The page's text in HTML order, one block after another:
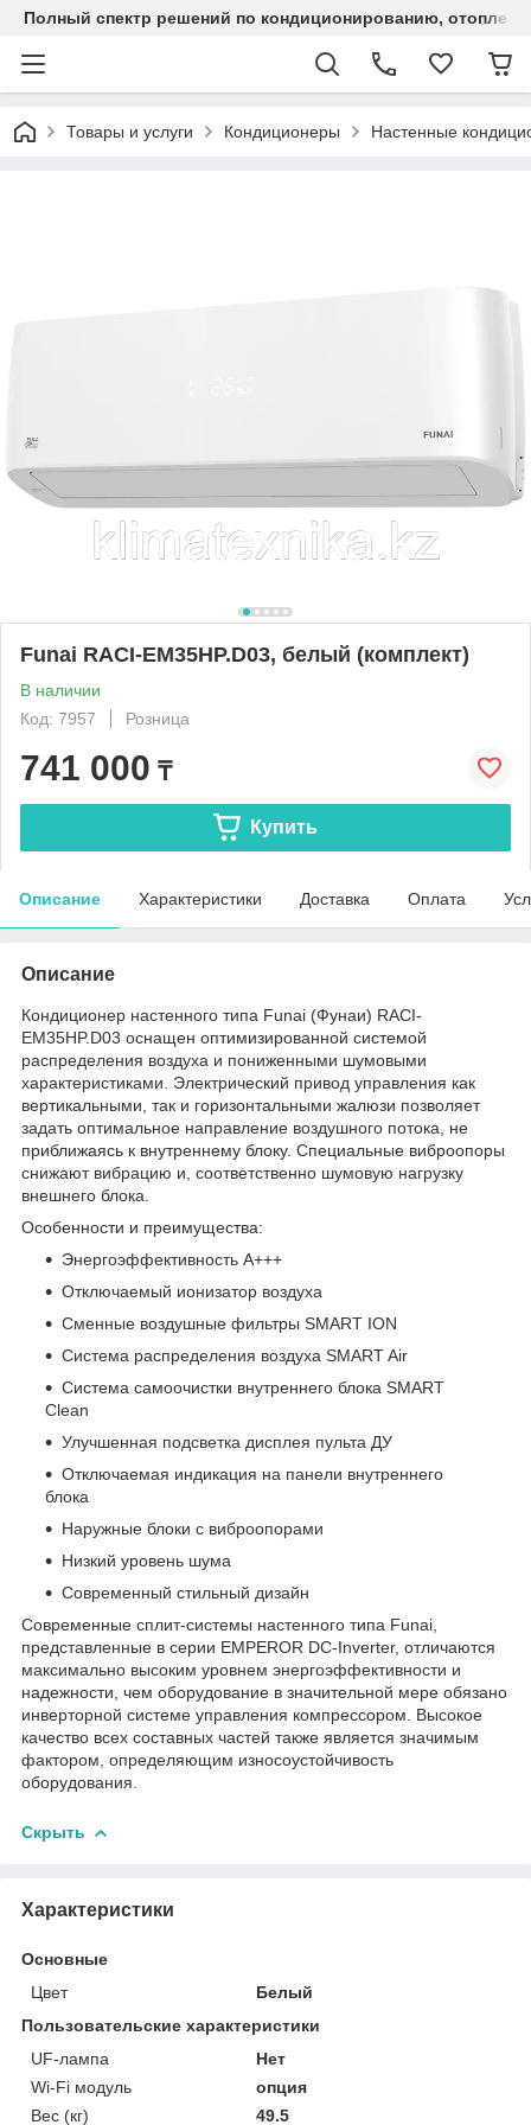
Полный спектр решений по кондиционированию,
Товары и услуги Кондиционеры Настенные
Funai RACI-EM35HP.D03, белый (комплект)
В наличии
Код: 7957
Розница
741 000 ₸
Купить
Описание Характеристики Доставка Оплата
Описание
Кондиционер настенного типа Funai (Фунаи) RACI-
EM35HP.D03 оснащен оптимизированной системой
распределения воздуха и пониженными шумовыми
характеристиками. Электрический привод управления как
вертикальными, так и горизонтальными жалюзи позволяет
задать оптимальное направление воздушного потока, не
приближаясь к внутреннему блоку. Специальные виброопоры
снижают вибрацию и, соответственно шумовую нагрузку
внешнего блока.
Особенности и преимущества:
Энергоэффективность А+++
Отключаемый ионизатор воздуха
Сменные воздушные фильтры SMART ION
Система распределения воздуха SMART Air
Система самоочистки внутреннего блока SMART
Clean
Улучшенная подсветка дисплея пульта ДУ
Отключаемая индикация на панели внутреннего
блока
Наружные блоки с виброопорами
Низкий уровень шума
Современный стильный дизайн
Современные сплит-системы настенного типа Funai,
представленные в серии EMPEROR DC-Inverter, отличаются
максимально высоким уровнем энергоэффективности и
надежности, чем оборудование в значительной мере обязано
инверторной системе управления компрессором. Высокое
качество всех составных частей также является значимым
фактором, определяющим износоустойчивость
оборудования.
Скрыть
Характеристики
Основные
Цвет
Белый
Пользовательские характеристики
UF-лампа
Нет
Wi-Fi модуль
опция
Вес (кг)
49.5